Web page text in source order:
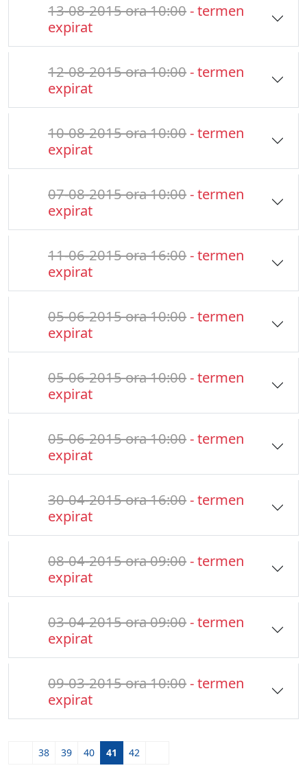
13-08-2015 ora 10:00- termen
expirat
12-08-2015 ora 10:00- termen
expirat
10-08-2015 ora 10:00- termen
expirat
07-08-2015 ora 10:00- termen
expirat
11-06-2015 ora 16:00- termen
expirat
05-06-2015 ora 10:00- termen
expirat
05-06-2015 ora 10:00- termen
expirat
05-06-2015 ora 10:00- termen
expirat
30-04-2015 ora 16:00- termen
expirat
08-04-2015 ora 09:00- termen
expirat
03-04-2015 ora 09:00- termen
expirat
09-03-2015 ora 10:00- termen
expirat
38 39 40 41 42